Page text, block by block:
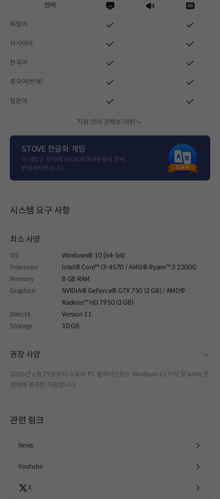
언어
독일어
러시아어
한국어
중국어(번체)
일본어
지원 언어 전체보기(9)
STOVE 한글화 게임
이 게임은 STOVE INDIE와 유저분들이 함께
한글화하였습니다.
시스템 요구 사항
최소 사양
OS
Windows® 10 (64-bit)
Processor
Intel® Core™ i3-4570 / AMD® Ryzen™ 3 2200G
Memory
8 GB RAM
Graphics
NVIDIA® GeForce® GTX 750 (2 GB) / AMD®
Radeon™ HD 7950 (3 GB)
DirectX
Version 11
Storage
10 GB
권장 사양
2026년 6월 29일부터 스토브 PC 클라이언트는 Windows 10 이상 및 64bit 운
영체제 환경만 지원합니다.
관련 링크
News
Youtube
X